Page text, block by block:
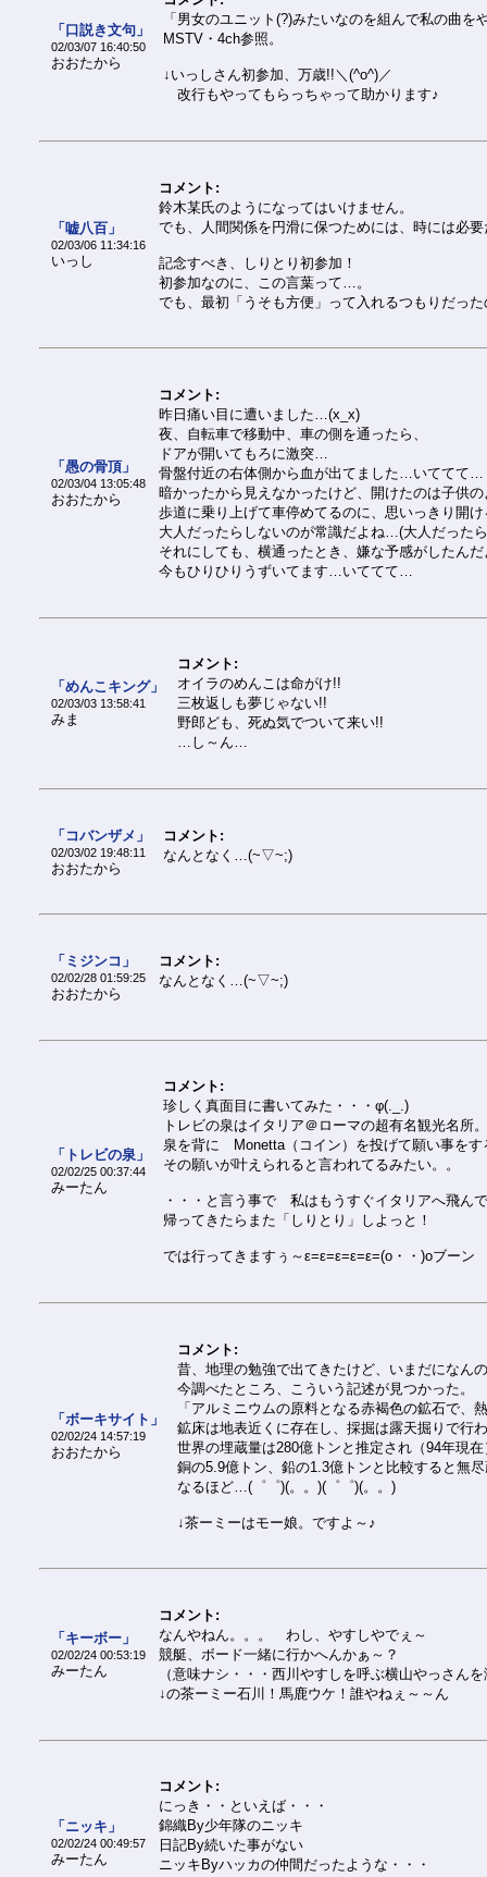
「口説き文句」
02/03/07 16:40:50
おおたから
「男女のユニット(?)みたいなのを組んで私の曲を
MSTV・4ch参照。
↓いっしさん初参加、万歳!!＼(^o^)／
改行もやってもらっちゃって助かります♪
「嘘八百」
02/03/06 11:34:16
いっし
コメント:
鈴木某氏のようになってはいけません。
でも、人間関係を円滑に保つためには、時には必
記念すべき、しりとり初参加！
初参加なのに、この言葉って…。
でも、最初「うそも方便」って入れるつもりだっ
「愚の骨頂」
02/03/04 13:05:48
おおたから
コメント:
昨日痛い目に遭いました…(x_x)
夜、自転車で移動中、車の側を通ったら、
ドアが開いてもろに激突…
骨盤付近の右体側から血が出てました…いててて…
暗かったから見えなかったけど、開けたのは子供
歩道に乗り上げて車停めてるのに、思いっきり開
大人だったらしないのが常識だよね…(大人だった
それにしても、横通ったとき、嫌な予感がしたん
今もひりひりうずいてます…いててて…
「めんこキング」
02/03/03 13:58:41
みま
コメント:
オイラのめんこは命がけ!!
三枚返しも夢じゃない!!
野郎ども、死ぬ気でついて来い!!
…し～ん…
「コバンザメ」
02/03/02 19:48:11
おおたから
コメント:
なんとなく…(~▽~;)
「ミジンコ」
02/02/28 01:59:25
おおたから
コメント:
なんとなく…(~▽~;)
「トレビの泉」
02/02/25 00:37:44
みーたん
コメント:
珍しく真面目に書いてみた・・・φ(._.)
トレビの泉はイタリア＠ローマの超有名観光名所
泉を背に Monetta（コイン）を投げて願い事をす
その願いが叶えられると言われてるみたい。。
・・・と言う事で 私はもうすぐイタリアへ飛ん
帰ってきたらまた「しりとり」しよっと！
では行ってきますぅ～ε=ε=ε=ε=ε=(o・・)oブーン
「ボーキサイト」
02/02/24 14:57:19
おおたから
コメント:
昔、地理の勉強で出てきたけど、いまだになん
今調べたところ、こういう記述が見つかった。
「アルミニウムの原料となる赤褐色の鉱石で、
鉱床は地表近くに存在し、採掘は露天掘りで行
世界の埋蔵量は280億トンと推定され（94年現在
銅の5.9億トン、鉛の1.3億トンと比較すると無
なるほど…(゜゜)(。。)(゜゜)(。。)
↓茶ーミーはモー娘。ですよ～♪
「キーボー」
02/02/24 00:53:19
みーたん
コメント:
なんやねん。。。 わし、やすしやでぇ～
競艇、ボード一緒に行かへんかぁ～？
（意味ナシ・・・西川やすしを呼ぶ横山やっさん
↓の茶ーミー石川！馬鹿ウケ！誰やねぇ～～ん
「ニッキ」
02/02/24 00:49:57
みーたん
コメント:
にっき・・といえば・・・
錦織By少年隊のニッキ
日記By続いた事がない
ニッキByハッカの仲間だったような・・・